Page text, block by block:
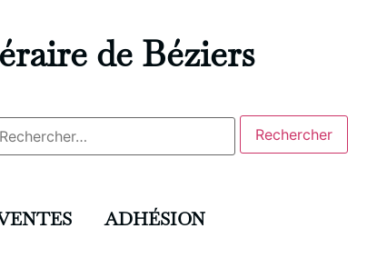
de Béziers
ADHÉSION